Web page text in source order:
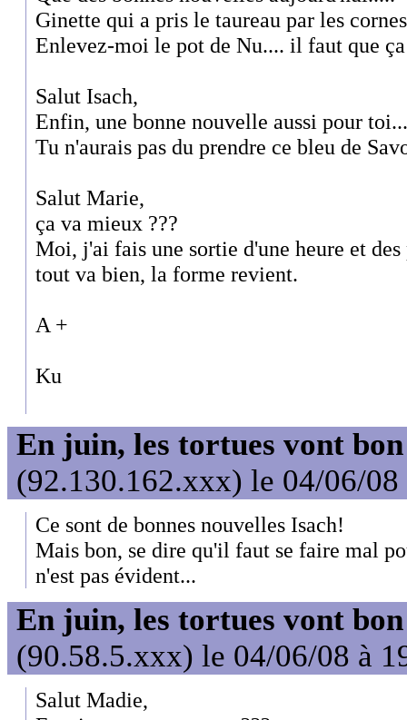
Ginette qui a pris le taureau par les
Enlevez-moi le pot de Nu.... il faut que
Salut Isach,
Enfin, une bonne nouvelle aussi pour toi...
Tu n'aurais pas du prendre ce bleu de
Salut Marie,
ça va mieux ???
Moi, j'ai fais une sortie d'une heure et des
tout va bien, la forme revient.
A +
Ku
En juin, les tortues vont
(92.130.162.xxx) le 04/06/08
Ce sont de bonnes nouvelles Isach!
Mais bon, se dire qu'il faut se faire mal
n'est pas évident...
En juin, les tortues vont
(90.58.5.xxx) le 04/06/08 à
Salut Madie,